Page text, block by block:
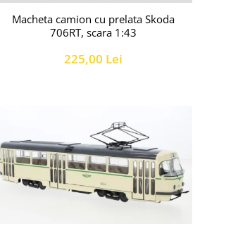
Macheta camion cu prelata Skoda
706RT, scara 1:43
225,00 Lei